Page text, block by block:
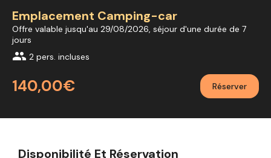
Emplacement Camping-car
Offre valable jusqu'au 29/08/2026, séjour d'une durée de 7
jours
group 2 pers. incluses
140,00€ Réserver
Disponibilité Et Réservation